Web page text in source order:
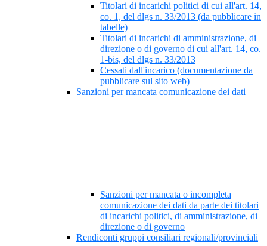
Titolari di incarichi politici di cui all'art. 14,
co. 1, del dlgs n. 33/2013 (da pubblicare in
tabelle)
Titolari di incarichi di amministrazione, di
direzione o di governo di cui all'art. 14, co.
1-bis, del dlgs n. 33/2013
Cessati dall'incarico (documentazione da
pubblicare sul sito web)
Sanzioni per mancata comunicazione dei dati
Sanzioni per mancata o incompleta
comunicazione dei dati da parte dei titolari
di incarichi politici, di amministrazione, di
direzione o di governo
Rendiconti gruppi consiliari regionali/provinciali